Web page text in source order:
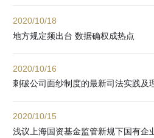
2020/10/18
地方规定频出台 数据确权成热点
2020/10/16
刺破公司面纱制度的最新司法实践及
2020/10/15
浅议上海国资基金监管新规下国有企